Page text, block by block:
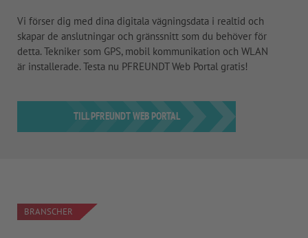
Vi förser dig med dina digitala vägningsdata i realtid och
skapar de anslutningar och gränssnitt som du behöver för
detta. Tekniker som GPS, mobil kommunikation och WLAN
är installerade. Testa nu PFREUNDT Web Portal gratis!
TILL PFREUNDT WEB PORTAL
BRANSCHER